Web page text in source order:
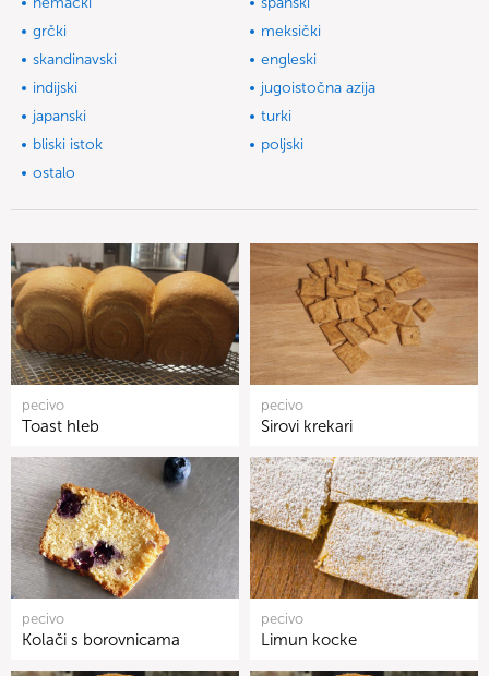
grčki
meksički
skandinavski
engleski
indijski
jugoistočna azija
japanski
turki
bliski istok
poljski
ostalo
pecivo
Toast hleb
pecivo
Sirovi krekari
pecivo
Kolači s borovnicama
pecivo
Limun kocke